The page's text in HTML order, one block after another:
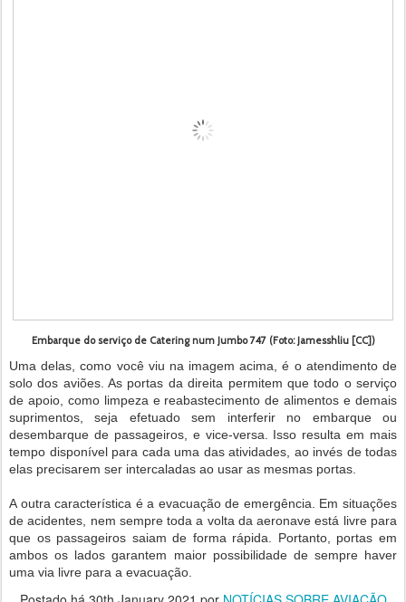
Embarque do serviço de Catering num Jumbo 747 (Foto: Jamesshliu [CC])
Uma delas, como você viu na imagem acima, é o atendimento de
solo dos aviões. As portas da direita permitem que todo o serviço
de apoio, como limpeza e reabastecimento de alimentos e demais
suprimentos, seja efetuado sem interferir no embarque ou
desembarque de passageiros, e vice-versa. Isso resulta em mais
tempo disponível para cada uma das atividades, ao invés de todas
elas precisarem ser intercaladas ao usar as mesmas portas.
A outra característica é a evacuação de emergência. Em situações
de acidentes, nem sempre toda a volta da aeronave está livre para
que os passageiros saiam de forma rápida. Portanto, portas em
ambos os lados garantem maior possibilidade de sempre haver
uma via livre para a evacuação.